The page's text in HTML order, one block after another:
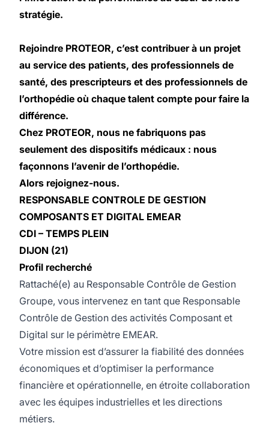
stratégie.
Rejoindre PROTEOR, c’est contribuer à un projet
au service des patients, des professionnels de
santé, des prescripteurs et des professionnels de
l’orthopédie où chaque talent compte pour faire la
différence.
Chez PROTEOR, nous ne fabriquons pas
seulement des dispositifs médicaux : nous
façonnons l’avenir de l’orthopédie.
Alors rejoignez-nous.
RESPONSABLE CONTROLE DE GESTION
COMPOSANTS ET DIGITAL EMEAR
CDI – TEMPS PLEIN
DIJON (21)
Profil recherché
Rattaché(e) au Responsable Contrôle de Gestion
Groupe, vous intervenez en tant que Responsable
Contrôle de Gestion des activités Composant et
Digital sur le périmètre EMEAR.
Votre mission est d’assurer la fiabilité des données
économiques et d’optimiser la performance
financière et opérationnelle, en étroite collaboration
avec les équipes industrielles et les directions
métiers.